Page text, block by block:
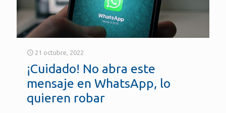
21 octubre, 2022
¡Cuidado! No abra este
mensaje en WhatsApp, lo
quieren robar